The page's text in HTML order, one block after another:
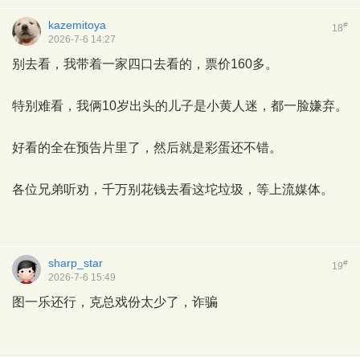
18#
kazemitoya
2026-7-6 14:27
别去看，我带着一家四口去看的，票价160多。
特别难看，我俩10岁出头的儿子是小黄人迷，都一脸嫌弃。
好看的全在预告片里了，然后就是彩蛋还不错。
各位兄弟听劝，千万别花钱去看这坨垃圾，等上流媒体。
19#
sharp_star
2026-7-6 15:49
图一乐还行，克总戏份太少了，诈骗